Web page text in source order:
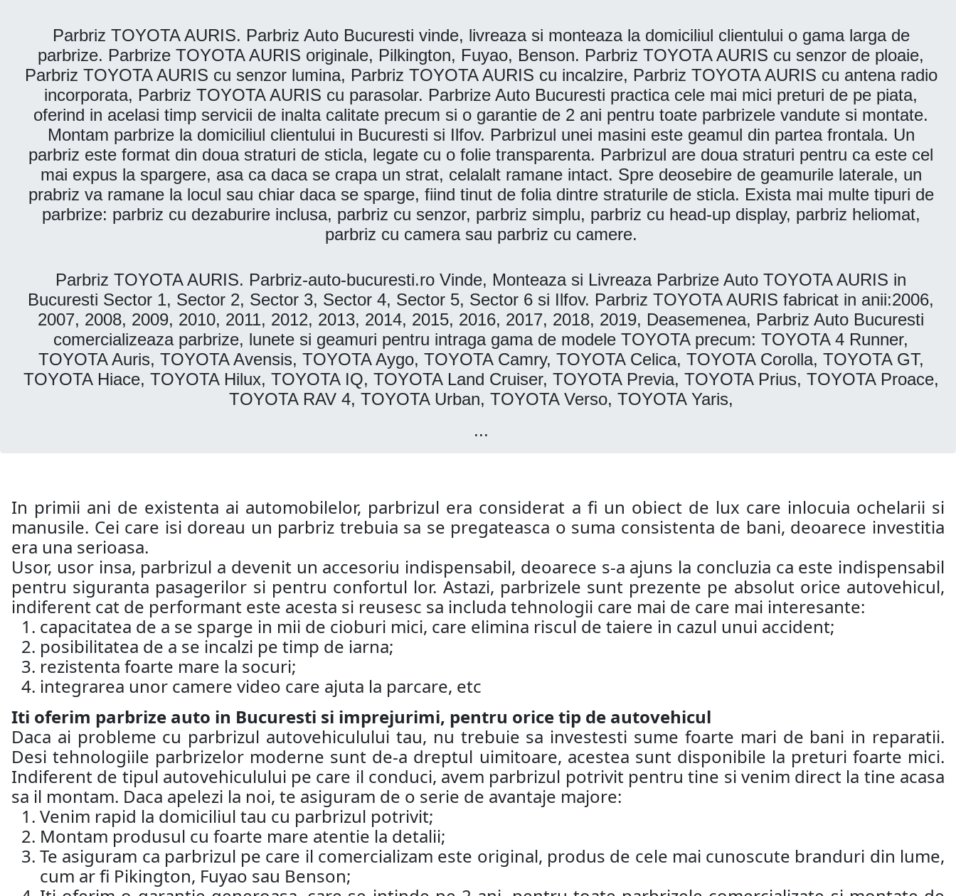
Parbriz TOYOTA AURIS. Parbriz Auto Bucuresti vinde, livreaza si monteaza la domiciliul clientului o gama larga de
parbrize. Parbrize TOYOTA AURIS originale, Pilkington, Fuyao, Benson. Parbriz TOYOTA AURIS cu senzor de ploaie,
Parbriz TOYOTA AURIS cu senzor lumina, Parbriz TOYOTA AURIS cu incalzire, Parbriz TOYOTA AURIS cu antena radio
incorporata, Parbriz TOYOTA AURIS cu parasolar. Parbrize Auto Bucuresti practica cele mai mici preturi de pe piata,
oferind in acelasi timp servicii de inalta calitate precum si o garantie de 2 ani pentru toate parbrizele vandute si montate.
Montam parbrize la domiciliul clientului in Bucuresti si Ilfov. Parbrizul unei masini este geamul din partea frontala. Un
parbriz este format din doua straturi de sticla, legate cu o folie transparenta. Parbrizul are doua straturi pentru ca este cel
mai expus la spargere, asa ca daca se crapa un strat, celalalt ramane intact. Spre deosebire de geamurile laterale, un
prabriz va ramane la locul sau chiar daca se sparge, fiind tinut de folia dintre straturile de sticla. Exista mai multe tipuri de
parbrize: parbriz cu dezaburire inclusa, parbriz cu senzor, parbriz simplu, parbriz cu head-up display, parbriz heliomat,
parbriz cu camera sau parbriz cu camere.
Parbriz TOYOTA AURIS. Parbriz-auto-bucuresti.ro Vinde, Monteaza si Livreaza Parbrize Auto TOYOTA AURIS in
Bucuresti Sector 1, Sector 2, Sector 3, Sector 4, Sector 5, Sector 6 si Ilfov. Parbriz TOYOTA AURIS fabricat in anii:2006,
2007, 2008, 2009, 2010, 2011, 2012, 2013, 2014, 2015, 2016, 2017, 2018, 2019, Deasemenea, Parbriz Auto Bucuresti
comercializeaza parbrize, lunete si geamuri pentru intraga gama de modele TOYOTA precum: TOYOTA 4 Runner,
TOYOTA Auris, TOYOTA Avensis, TOYOTA Aygo, TOYOTA Camry, TOYOTA Celica, TOYOTA Corolla, TOYOTA GT,
TOYOTA Hiace, TOYOTA Hilux, TOYOTA IQ, TOYOTA Land Cruiser, TOYOTA Previa, TOYOTA Prius, TOYOTA Proace,
TOYOTA RAV 4, TOYOTA Urban, TOYOTA Verso, TOYOTA Yaris,
...
In primii ani de existenta ai automobilelor, parbrizul era considerat a fi un obiect de lux care inlocuia ochelarii si
manusile. Cei care isi doreau un parbriz trebuia sa se pregateasca o suma consistenta de bani, deoarece investitia
era una serioasa.
Usor, usor insa, parbrizul a devenit un accesoriu indispensabil, deoarece s-a ajuns la concluzia ca este indispensabil
pentru siguranta pasagerilor si pentru confortul lor. Astazi, parbrizele sunt prezente pe absolut orice autovehicul,
indiferent cat de performant este acesta si reusesc sa includa tehnologii care mai de care mai interesante:
capacitatea de a se sparge in mii de cioburi mici, care elimina riscul de taiere in cazul unui accident;
posibilitatea de a se incalzi pe timp de iarna;
rezistenta foarte mare la socuri;
integrarea unor camere video care ajuta la parcare, etc
Iti oferim parbrize auto in Bucuresti si imprejurimi, pentru orice tip de autovehicul
Daca ai probleme cu parbrizul autovehiculului tau, nu trebuie sa investesti sume foarte mari de bani in reparatii.
Desi tehnologiile parbrizelor moderne sunt de-a dreptul uimitoare, acestea sunt disponibile la preturi foarte mici.
Indiferent de tipul autovehiculului pe care il conduci, avem parbrizul potrivit pentru tine si venim direct la tine acasa
sa il montam. Daca apelezi la noi, te asiguram de o serie de avantaje majore:
Venim rapid la domiciliul tau cu parbrizul potrivit;
Montam produsul cu foarte mare atentie la detalii;
Te asiguram ca parbrizul pe care il comercializam este original, produs de cele mai cunoscute branduri din lume,
cum ar fi Pikington, Fuyao sau Benson;